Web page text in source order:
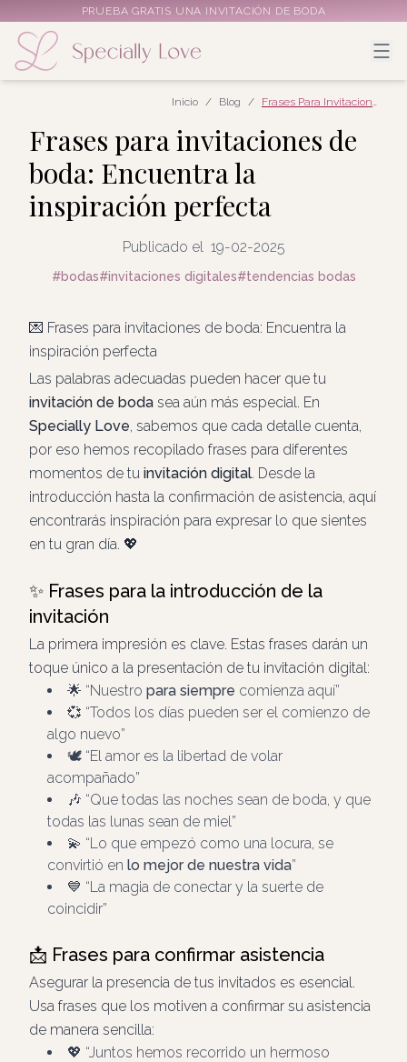
PRUEBA GRATIS UNA INVITACIÓN DE BODA
Inicio / Blog / Frases Para Invitaciones De Boda: Encuentra La Inspiración Perfecta
Frases para invitaciones de
boda: Encuentra la
inspiración perfecta
Publicado el 19-02-2025
#bodas#invitaciones digitales#tendencias bodas
💌 Frases para invitaciones de boda: Encuentra la
inspiración perfecta
Las palabras adecuadas pueden hacer que tu
invitación de boda sea aún más especial. En
Specially Love, sabemos que cada detalle cuenta,
por eso hemos recopilado frases para diferentes
momentos de tu invitación digital. Desde la
introducción hasta la confirmación de asistencia, aquí
encontrarás inspiración para expresar lo que sientes
en tu gran día. 💖
✨ Frases para la introducción de la
invitación
La primera impresión es clave. Estas frases darán un
toque único a la presentación de tu invitación digital:
🌟 Nuestro para siempre comienza aquí
💞 Todos los días pueden ser el comienzo de
algo nuevo
🕊️ El amor es la libertad de volar
acompañado
🎶 Que todas las noches sean de boda, y que
todas las lunas sean de miel
💫
Lo que empezó como una locura, se
convirtió en lo mejor de nuestra vida
💙
La magia de conectar y la suerte de
coincidir
📩 Frases para confirmar asistencia
Asegurar la presencia de tus invitados es esencial.
Usa frases que los motiven a confirmar su asistencia
de manera sencilla:
💖 Juntos hemos recorrido un hermoso